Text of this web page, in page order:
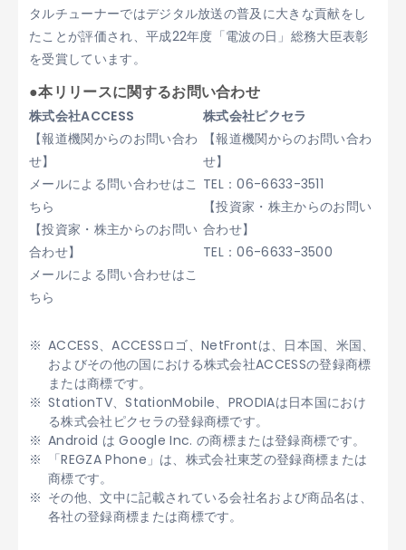
タルチューナーではデジタル放送の普及に大きな貢献をし
たことが評価され、平成22年度「電波の日」総務大臣表彰
を受賞しています。
●本リリースに関するお問い合わせ
株式会社ACCESS
株式会社ピクセラ
【報道機関からのお問い合わ
せ】
メールによる問い合わせはこ
ちら
【投資家・株主からのお問い
合わせ】
メールによる問い合わせはこ
ちら
【報道機関からのお問い合わ
せ】
TEL：06-6633-3511
【投資家・株主からのお問い
合わせ】
TEL：06-6633-3500
ACCESS、ACCESSロゴ、NetFrontは、日本国、米国、
およびその他の国における株式会社ACCESSの登録商標
または商標です。
StationTV、StationMobile、PRODIAは日本国におけ
る株式会社ピクセラの登録商標です。
Android は Google Inc. の商標または登録商標です。
「REGZA Phone」は、株式会社東芝の登録商標または
商標です。
その他、文中に記載されている会社名および商品名は、
各社の登録商標または商標です。